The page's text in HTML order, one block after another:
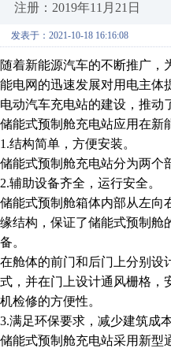
注册：2019年11月21日
发表于：2021-10-18 16:16:08
随着新能源汽车的不断推广
能电网的迅速发展对用电主体
电动汽车充电站的建设，推动
储能式预制舱充电站应用在新
1.结构简单，方便安装。
储能式预制舱充电站分为两个
2.辅助设备齐全，运行安全。
储能式预制舱箱体内部从左向
缘结构，保证了储能式预制舱
备。
在舱体的前门和后门上分别设
式，并在门上设计通风栅格，
机检修的方便性。
3.满足环保要求，减少建筑成本
储能式预制舱充电站采用新型